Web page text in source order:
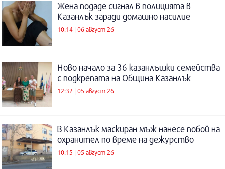
Жена подаде сигнал в полицията в
Казанлък заради домашно насилие
10:14 | 06 август 26
Ново начало за 36 казанлъшки семейства
с подкрепата на Община Казанлък
12:32 | 05 август 26
В Казанлък маскиран мъж нанесе побой на
охранител по време на дежурство
10:15 | 05 август 26